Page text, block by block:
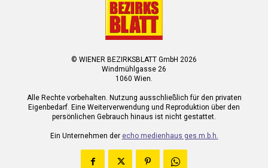
© WIENER BEZIRKSBLATT GmbH 2026
Windmühlgasse 26
1060 Wien.
Alle Rechte vorbehalten. Nutzung ausschließlich für den privaten
Eigenbedarf. Eine Weiterverwendung und Reproduktion über den
persönlichen Gebrauch hinaus ist nicht gestattet.
Ein Unternehmen der echo medienhaus ges.m.b.h.